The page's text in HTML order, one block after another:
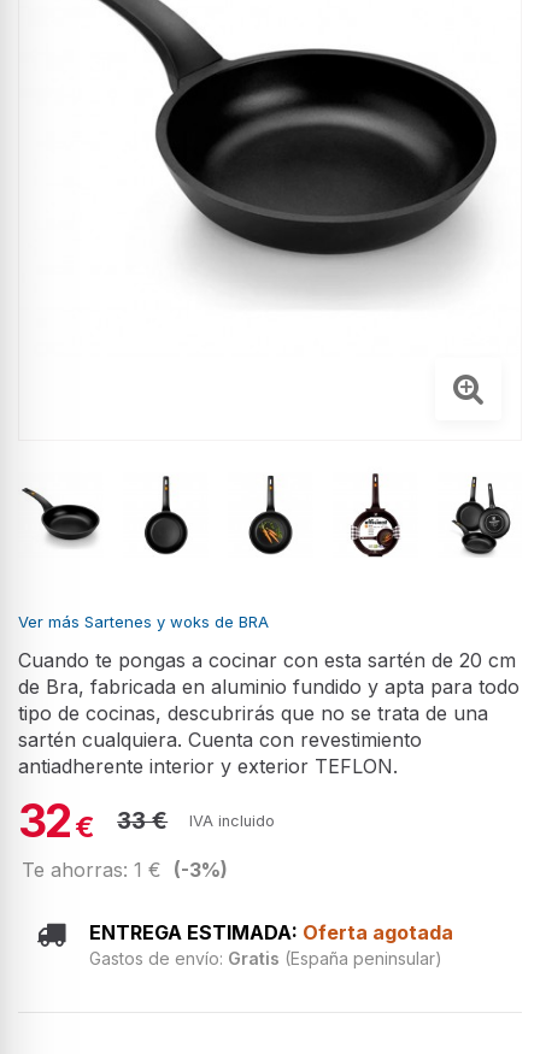
Ver más Sartenes y woks de BRA
Cuando te pongas a cocinar con esta sartén de 20 cm
de Bra, fabricada en aluminio fundido y apta para todo
tipo de cocinas, descubrirás que no se trata de una
sartén cualquiera. Cuenta con revestimiento
antiadherente interior y exterior TEFLON.
32€ 33 € IVA incluido
Te ahorras: 1 € (-3%)
ENTREGA ESTIMADA: Oferta agotada
Gastos de envío: Gratis (España peninsular)